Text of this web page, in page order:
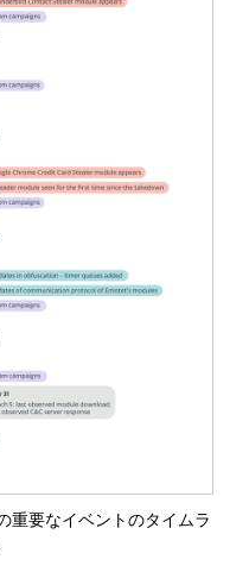
重要なイベントのタイムラ